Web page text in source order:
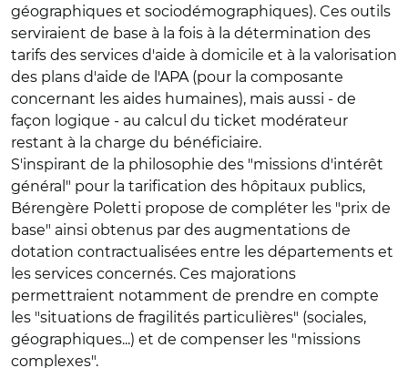
géographiques et sociodémographiques). Ces outils
serviraient de base à la fois à la détermination des
tarifs des services d'aide à domicile et à la valorisation
des plans d'aide de l'APA (pour la composante
concernant les aides humaines), mais aussi - de
façon logique - au calcul du ticket modérateur
restant à la charge du bénéficiaire.
S'inspirant de la philosophie des "missions d'intérêt
général" pour la tarification des hôpitaux publics,
Bérengère Poletti propose de compléter les "prix de
base" ainsi obtenus par des augmentations de
dotation contractualisées entre les départements et
les services concernés. Ces majorations
permettraient notamment de prendre en compte
les "situations de fragilités particulières" (sociales,
géographiques...) et de compenser les "missions
complexes".